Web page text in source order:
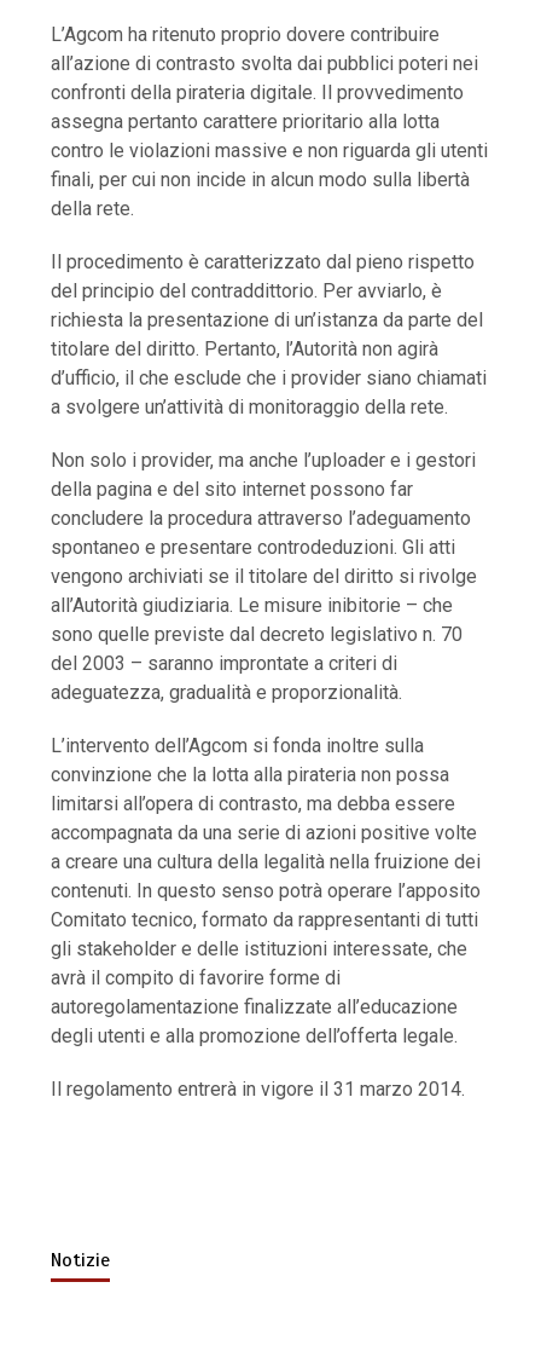
L’Agcom ha ritenuto proprio dovere contribuire
all’azione di contrasto svolta dai pubblici poteri nei
confronti della pirateria digitale. Il provvedimento
assegna pertanto carattere prioritario alla lotta
contro le violazioni massive e non riguarda gli utenti
finali, per cui non incide in alcun modo sulla libertà
della rete.
Il procedimento è caratterizzato dal pieno rispetto
del principio del contraddittorio. Per avviarlo, è
richiesta la presentazione di un’istanza da parte del
titolare del diritto. Pertanto, l’Autorità non agirà
d’ufficio, il che esclude che i provider siano chiamati
a svolgere un’attività di monitoraggio della rete.
Non solo i provider, ma anche l’uploader e i gestori
della pagina e del sito internet possono far
concludere la procedura attraverso l’adeguamento
spontaneo e presentare controdeduzioni. Gli atti
vengono archiviati se il titolare del diritto si rivolge
all’Autorità giudiziaria. Le misure inibitorie – che
sono quelle previste dal decreto legislativo n. 70
del 2003 – saranno improntate a criteri di
adeguatezza, gradualità e proporzionalità.
L’intervento dell’Agcom si fonda inoltre sulla
convinzione che la lotta alla pirateria non possa
limitarsi all’opera di contrasto, ma debba essere
accompagnata da una serie di azioni positive volte
a creare una cultura della legalità nella fruizione dei
contenuti. In questo senso potrà operare l’apposito
Comitato tecnico, formato da rappresentanti di tutti
gli stakeholder e delle istituzioni interessate, che
avrà il compito di favorire forme di
autoregolamentazione finalizzate all’educazione
degli utenti e alla promozione dell’offerta legale.
Il regolamento entrerà in vigore il 31 marzo 2014.
Notizie